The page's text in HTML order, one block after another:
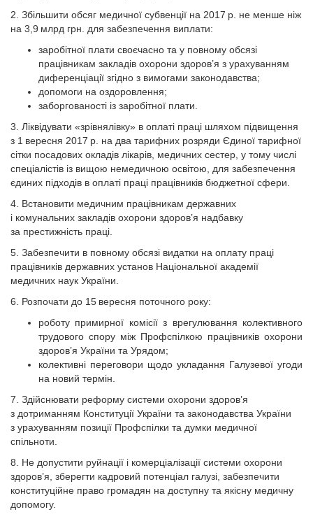
2. Збільшити обсяг медичної субвенції на 2017 р. не менше ніж
на 3,9 млрд грн. для забезпечення виплати:
заробітної плати своєчасно та у повному обсязі
працівникам закладів охорони здоров’я з урахуванням
диференціації згідно з вимогами законодавства;
допомоги на оздоровлення;
заборгованості із заробітної плати.
3. Ліквідувати «зрівнялівку» в оплаті праці шляхом підвищення
з 1 вересня 2017 р. на два тарифних розряди Єдиної тарифної
сітки посадових окладів лікарів, медичних сестер, у тому числі
спеціалістів із вищою немедичною освітою, для забезпечення
єдиних підходів в оплаті праці працівників бюджетної сфери.
4. Встановити медичним працівникам державних
і комунальних закладів охорони здоров’я надбавку
за престижність праці.
5. Забезпечити в повному обсязі видатки на оплату праці
працівників державних установ Національної академії
медичних наук України.
6. Розпочати до 15 вересня поточного року:
роботу примирної комісії з врегулювання колективного
трудового спору між Профспілкою працівників охорони
здоров’я України та Урядом;
колективні переговори щодо укладання Галузевої угоди
на новий термін.
7. Здійснювати реформу системи охорони здоров’я
з дотриманням Конституції України та законодавства України
з урахуванням позиції Профспілки та думки медичної
спільноти.
8. Не допустити руйнації і комерціалізації системи охорони
здоров’я, зберегти кадровий потенціал галузі, забезпечити
конституційне право громадян на доступну та якісну медичну
допомогу.